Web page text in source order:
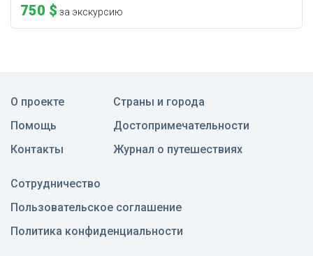
750 $ за экскурсию
О проекте
Помощь
Контакты
Страны и города
Достопримечательности
Журнал о путешествиях
Сотрудничество
Пользовательское соглашение
Политика конфиденциальности